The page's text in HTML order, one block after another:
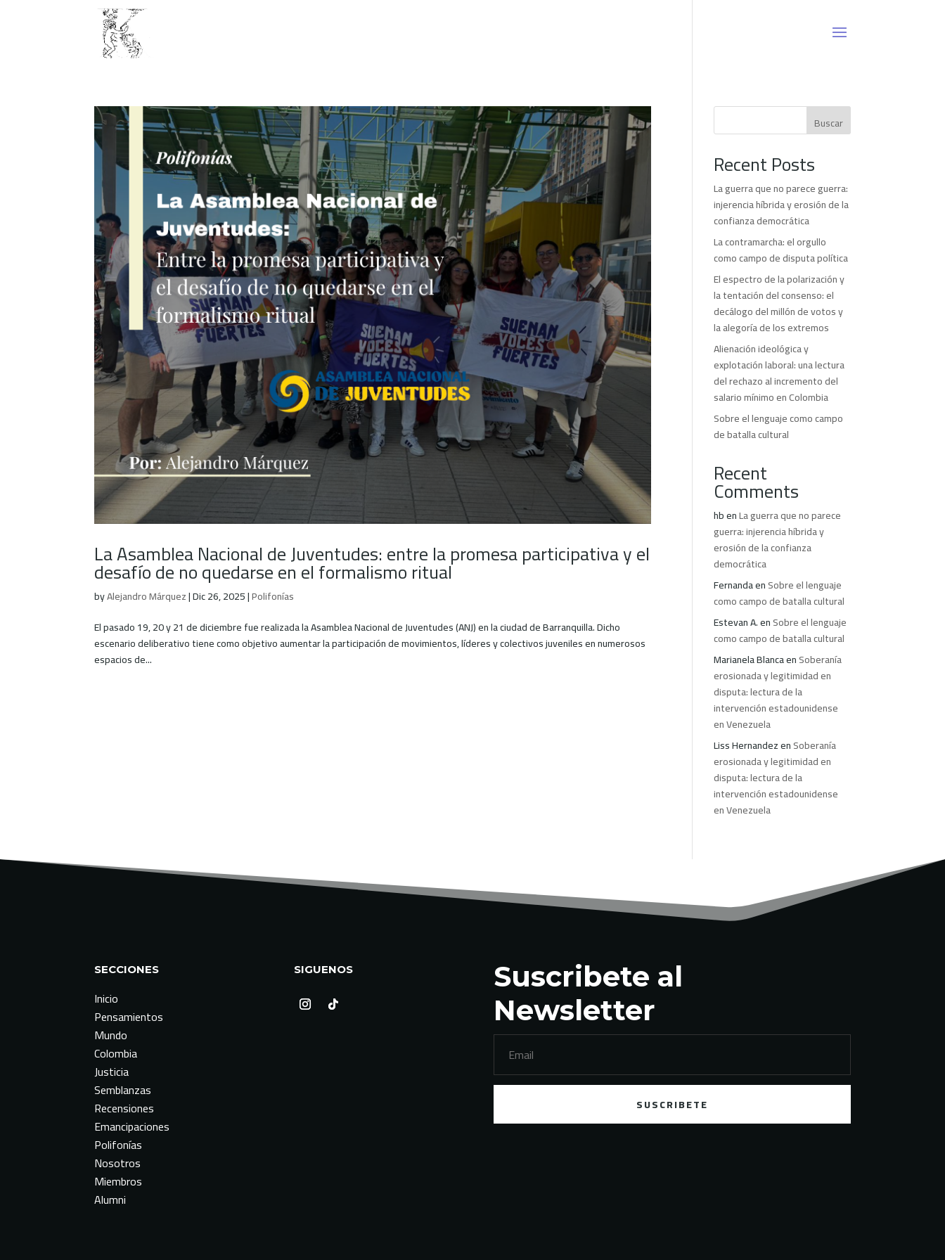
La Asamblea Nacional de Juventudes: entre la promesa participativa y el
desafío de no quedarse en el formalismo ritual
byAlejandro Márquez|Dic 26, 2025|Polifonías
El pasado 19, 20 y 21 de diciembre fue realizada la Asamblea Nacional de Juventudes (ANJ) en la ciudad de Barranquilla. Dicho
escenario deliberativo tiene como objetivo aumentar la participación de movimientos, líderes y colectivos juveniles en numerosos
espacios de...
Buscar
Recent Posts
La guerra que no parece guerra:
injerencia híbrida y erosión de la
confianza democrática
La contramarcha: el orgullo
como campo de disputa política
El espectro de la polarización y
la tentación del consenso: el
decálogo del millón de votos y
la alegoría de los extremos
Alienación ideológica y
explotación laboral: una lectura
del rechazo al incremento del
salario mínimo en Colombia
Sobre el lenguaje como campo
de batalla cultural
Recent
Comments
hbenLa guerra que no parece
guerra: injerencia híbrida y
erosión de la confianza
democrática
FernandaenSobre el lenguaje
como campo de batalla cultural
Estevan A.enSobre el lenguaje
como campo de batalla cultural
Marianela BlancaenSoberanía
erosionada y legitimidad en
disputa: lectura de la
intervención estadounidense
en Venezuela
Liss HernandezenSoberanía
erosionada y legitimidad en
disputa: lectura de la
intervención estadounidense
en Venezuela
SECCIONES
Inicio
Pensamientos
Mundo
Colombia
Justicia
Semblanzas
Recensiones
Emancipaciones
Polifonías
Nosotros
Miembros
Alumni
SIGUENOS
Suscribete al
Newsletter
SUSCRIBETE